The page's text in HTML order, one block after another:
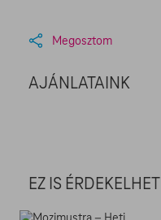
Megosztom
AJÁNLATAINK
EZ IS ÉRDEKELHET